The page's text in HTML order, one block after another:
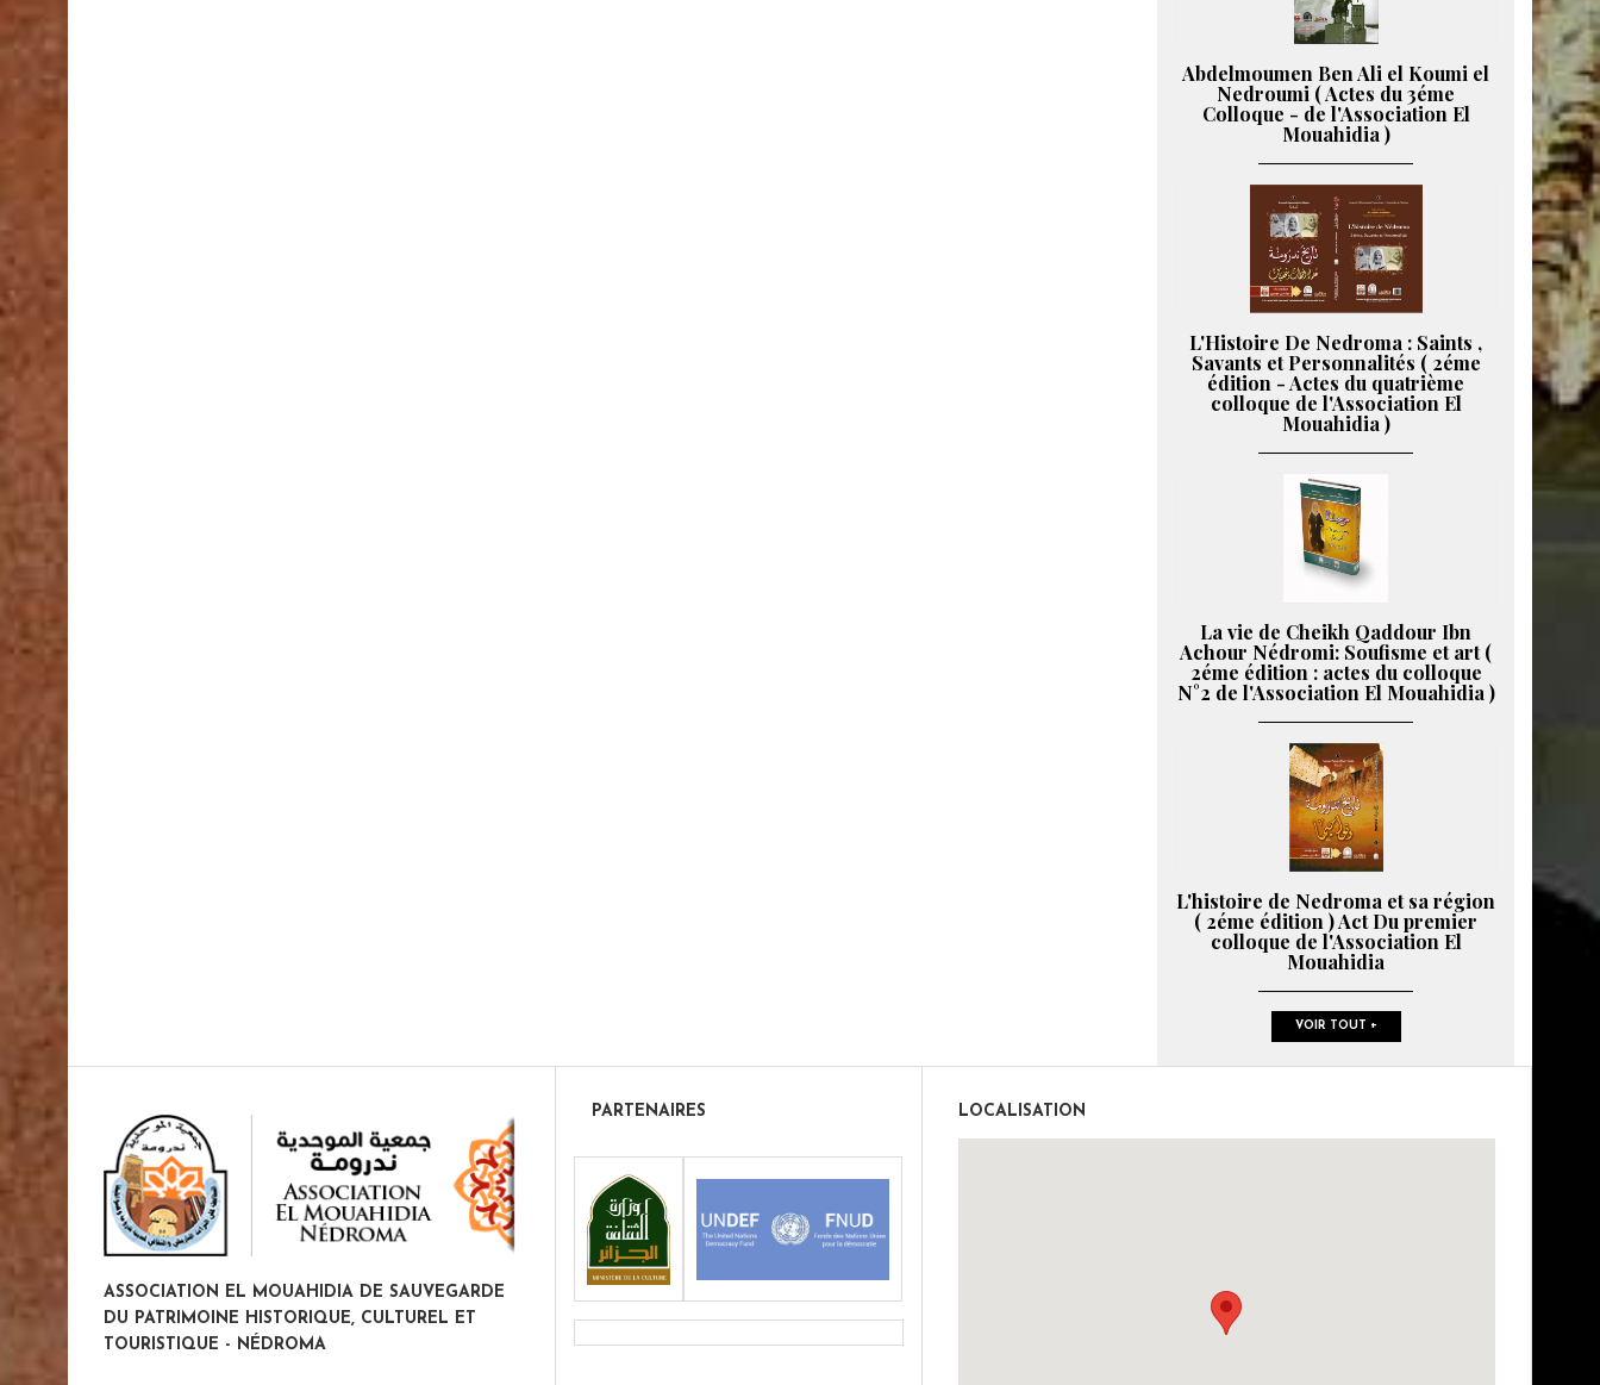
Abdelmoumen Ben Ali el Koumi el
Nedroumi ( Actes du 3éme
Colloque - de l'Association El
Mouahidia )
L'Histoire De Nedroma : Saints ,
Savants et Personnalités ( 2éme
édition - Actes du quatrième
colloque de l'Association El
Mouahidia )
La vie de Cheikh Qaddour Ibn
Achour Nédromi: Soufisme et art (
2éme édition : actes du colloque
N°2 de l'Association El Mouahidia )
L'histoire de Nedroma et sa région
( 2éme édition ) Act Du premier
colloque de l'Association El
Mouahidia
VOIR TOUT +
ASSOCIATION EL MOUAHIDIA DE SAUVEGARDE
DU PATRIMOINE HISTORIQUE, CULTUREL ET
TOURISTIQUE - NÉDROMA
PARTENAIRES LOCALISATION